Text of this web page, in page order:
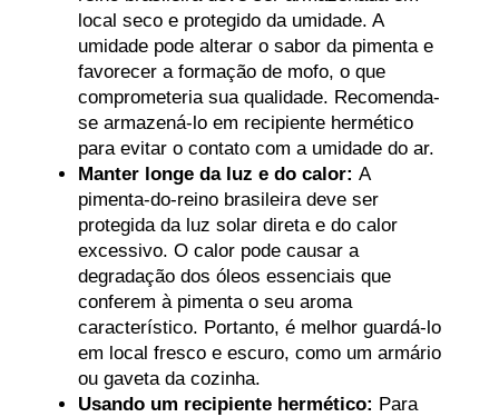
local seco e protegido da umidade. A
umidade pode alterar o sabor da pimenta e
favorecer a formação de mofo, o que
comprometeria sua qualidade. Recomenda-
se armazená-lo em recipiente hermético
para evitar o contato com a umidade do ar.
Manter longe da luz e do calor: A
pimenta-do-reino brasileira deve ser
protegida da luz solar direta e do calor
excessivo. O calor pode causar a
degradação dos óleos essenciais que
conferem à pimenta o seu aroma
característico. Portanto, é melhor guardá-lo
em local fresco e escuro, como um armário
ou gaveta da cozinha.
Usando um recipiente hermético: Para